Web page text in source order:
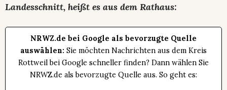
Landesschnitt, heißt es aus dem Rathaus:
NRWZ.de bei Google als bevorzugte Quelle
auswählen: Sie möchten Nachrichten aus dem Kreis
Rottweil bei Google schneller finden? Dann wählen Sie
NRWZ.de als bevorzugte Quelle aus. So geht es: